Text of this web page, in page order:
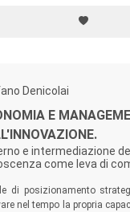
approfondimenti e
Denicolai
E
e intermediazione
come leva di
di posizionamento
nel tempo la propria